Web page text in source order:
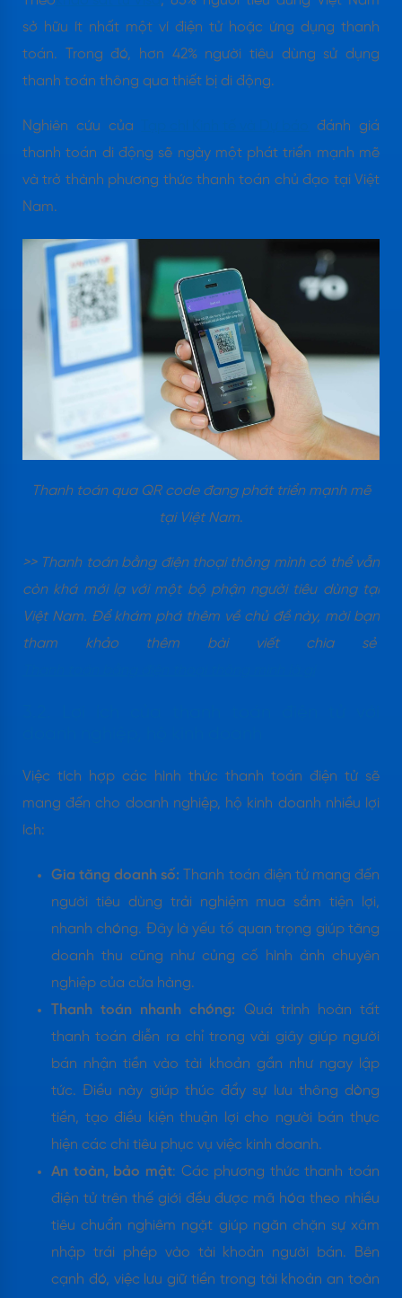
sở hữu ít nhất một ví điện tử hoặc ứng dụng thanh
toán. Trong đó, hơn 42% người tiêu dùng sử dụng
thanh toán thông qua thiết bị di động.
Nghiên cứu của
đánh giá
thanh toán di động sẽ ngày một phát triển mạnh mẽ
và trở thành phương thức thanh toán chủ đạo tại Việt
Nam.
Thanh toán qua QR code đang phát triển mạnh mẽ
tại Việt Nam.
>> Thanh toán bằng điện thoại thông mình có thể vẫn
còn khá mới lạ với một bộ phận người tiêu dùng tại
Việt Nam. Để khám phá thêm về chủ đề này, mời bạn
tham khảo thêm bài viết chia sẻ
Việc tích hợp các hình thức thanh toán điện tử sẽ
mang đến cho doanh nghiệp, hộ kinh doanh nhiều lợi
ích:
Gia tăng doanh số: Thanh toán điện tử mang đến
người tiêu dùng trải nghiệm mua sắm tiện lợi,
nhanh chóng. Đây là yếu tố quan trọng giúp tăng
doanh thu cũng như củng cố hình ảnh chuyên
nghiệp của cửa hàng.
Thanh toán nhanh chóng: Quá trình hoàn tất
thanh toán diễn ra chỉ trong vài giây giúp người
bán nhận tiền vào tài khoản gần như ngay lập
tức. Điều này giúp thúc đẩy sự lưu thông dòng
tiền, tạo điều kiện thuận lợi cho người bán thực
hiện các chi tiêu phục vụ việc kinh doanh.
An toàn, bảo mật: Các phương thức thanh toán
điện tử trên thế giới đều được mã hóa theo nhiều
tiêu chuẩn nghiêm ngặt giúp ngăn chặn sự xâm
nhập trái phép vào tài khoản người bán. Bên
cạnh đó, việc lưu giữ tiền trong tài khoản an toàn